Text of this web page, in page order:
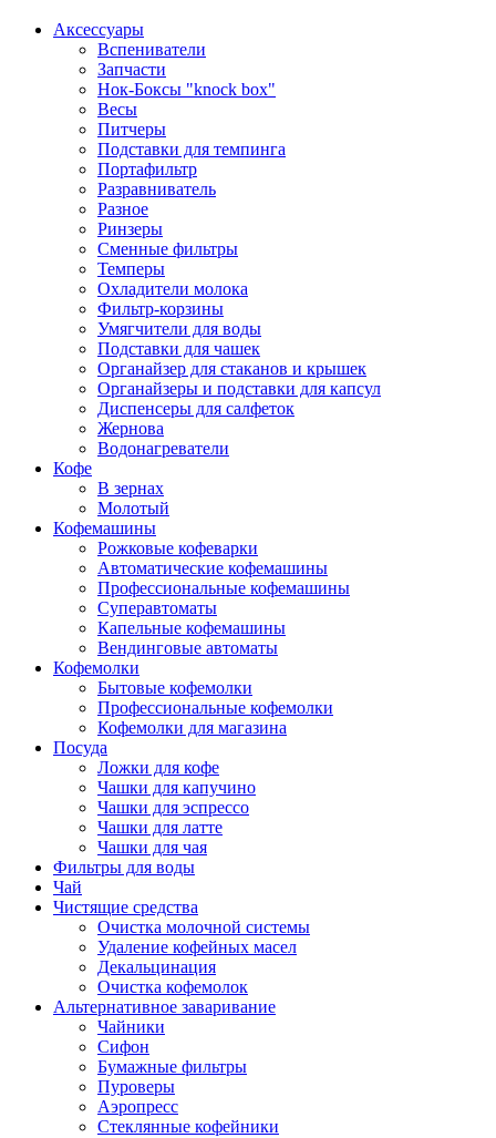
Аксессуары
Вспениватели
Запчасти
Нок-Боксы "knock box"
Весы
Питчеры
Подставки для темпинга
Портафильтр
Разравниватель
Разное
Ринзеры
Сменные фильтры
Темперы
Охладители молока
Фильтр-корзины
Умягчители для воды
Подставки для чашек
Органайзер для стаканов и крышек
Органайзеры и подставки для капсул
Диспенсеры для салфеток
Жернова
Водонагреватели
Кофе
В зернах
Молотый
Кофемашины
Рожковые кофеварки
Автоматические кофемашины
Профессиональные кофемашины
Суперавтоматы
Капельные кофемашины
Вендинговые автоматы
Кофемолки
Бытовые кофемолки
Профессиональные кофемолки
Кофемолки для магазина
Посуда
Ложки для кофе
Чашки для капучино
Чашки для эспрессо
Чашки для латте
Чашки для чая
Фильтры для воды
Чай
Чистящие средства
Очистка молочной системы
Удаление кофейных масел
Декальцинация
Очистка кофемолок
Альтернативное заваривание
Чайники
Сифон
Бумажные фильтры
Пуроверы
Аэропресс
Стеклянные кофейники